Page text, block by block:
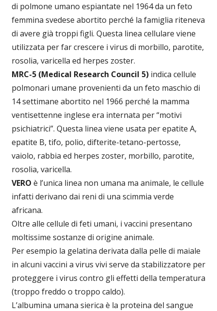
di polmone umano espiantate nel 1964 da un feto
femmina svedese abortito perché la famiglia riteneva
di avere già troppi figli. Questa linea cellulare viene
utilizzata per far crescere i virus di morbillo, parotite,
rosolia, varicella ed herpes zoster.
MRC-5 (Medical Research Council 5) indica cellule
polmonari umane provenienti da un feto maschio di
14 settimane abortito nel 1966 perché la mamma
ventisettenne inglese era internata per “motivi
psichiatrici”. Questa linea viene usata per epatite A,
epatite B, tifo, polio, difterite-tetano-pertosse,
vaiolo, rabbia ed herpes zoster, morbillo, parotite,
rosolia, varicella.
VERO è l’unica linea non umana ma animale, le cellule
infatti derivano dai reni di una scimmia verde
africana.
Oltre alle cellule di feti umani, i vaccini presentano
moltissime sostanze di origine animale.
Per esempio la gelatina derivata dalla pelle di maiale
in alcuni vaccini a virus vivi serve da stabilizzatore per
proteggere i virus contro gli effetti della temperatura
(troppo freddo o troppo caldo).
L’albumina umana sierica è la proteina del sangue